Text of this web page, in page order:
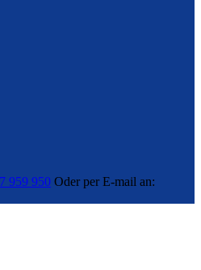
959 950 Oder per E-mail an: